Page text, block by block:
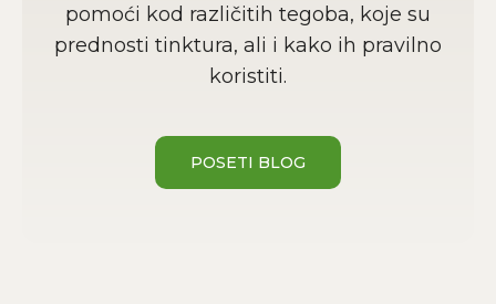
pomoći kod različitih tegoba, koje su
prednosti tinktura, ali i kako ih pravilno
koristiti.
POSETI BLOG